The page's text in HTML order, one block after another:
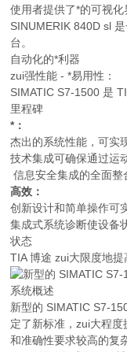
使用者提供了*的可视化
SINUMERIK 840D sl
台。
自动化的*利器
zui强性能 - *易用性：
SIMATIC S7-1500 是
里程碑
*：
杰出的系统性能，可实
技术集成可确保通过运
信息安全集成的全面
高效：
创新设计和简单操作可
集成式系统诊断使设备
状态
TIA 博途 zui大限度地
系统概述
新型的 SIMATIC S7-
定了新标准，zui大程
和准确性要求较高的复